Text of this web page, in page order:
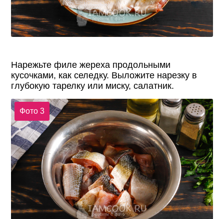
Нарежьте филе жереха продольными
кусочками, как селедку. Выложите нарезку в
глубокую тарелку или миску, салатник.
Фото 3